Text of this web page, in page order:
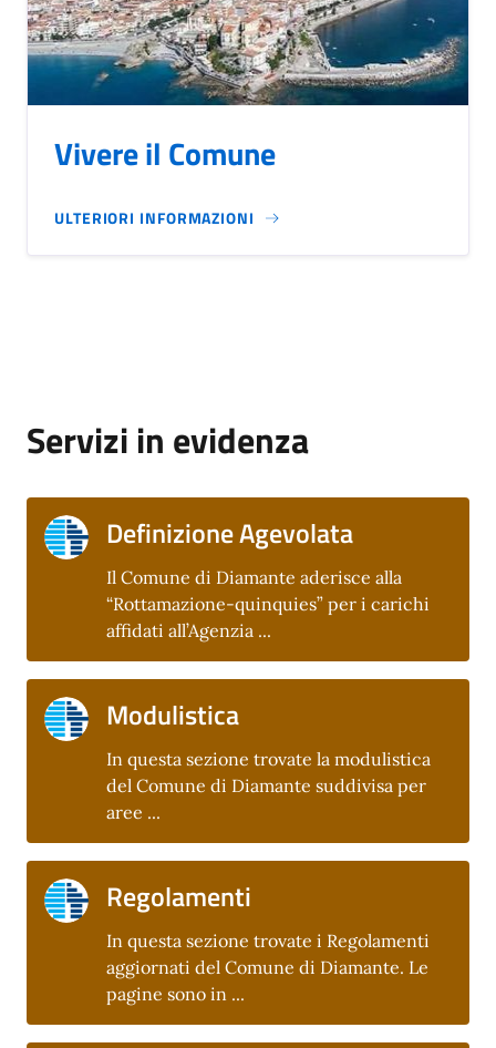
Vivere il Comune
ULTERIORI INFORMAZIONI
Servizi in evidenza
Definizione Agevolata
Il Comune di Diamante aderisce alla
“Rottamazione-quinquies” per i carichi
affidati all’Agenzia ...
Modulistica
In questa sezione trovate la modulistica
del Comune di Diamante suddivisa per
aree ...
Regolamenti
In questa sezione trovate i Regolamenti
aggiornati del Comune di Diamante. Le
pagine sono in ...